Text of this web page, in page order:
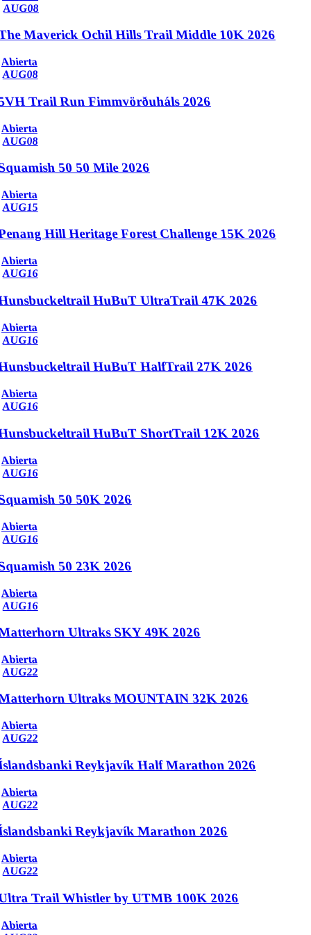
AUG08
Maverick Ochil Hills Trail Middle 10K 2026
Abierta
AUG08
Trail Run Fimmvörðuháls 2026
Abierta
AUG08
50 50 Mile 2026
Abierta
AUG15
Hill Heritage Forest Challenge 15K 2026
Abierta
AUG16
HuBuT UltraTrail 47K 2026
Abierta
AUG16
HuBuT HalfTrail 27K 2026
Abierta
AUG16
HuBuT ShortTrail 12K 2026
Abierta
AUG16
50 50K 2026
Abierta
AUG16
50 23K 2026
Abierta
AUG16
Ultraks SKY 49K 2026
Abierta
AUG22
Ultraks MOUNTAIN 32K 2026
Abierta
AUG22
Reykjavík Half Marathon 2026
Abierta
AUG22
Reykjavík Marathon 2026
Abierta
AUG22
Trail Whistler by UTMB 100K 2026
Abierta